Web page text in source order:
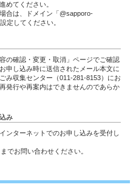
めてください。
合は、ドメイン「@sapporo-
定してください。
の確認・変更・取消」ページでご確認
申し込み時に送信されたメール本文に
み収集センター（011-281-8153）にお
発行や再案内はできませんのであらか
み
ンターネットでのお申し込みを受付し
でお問い合わせください。